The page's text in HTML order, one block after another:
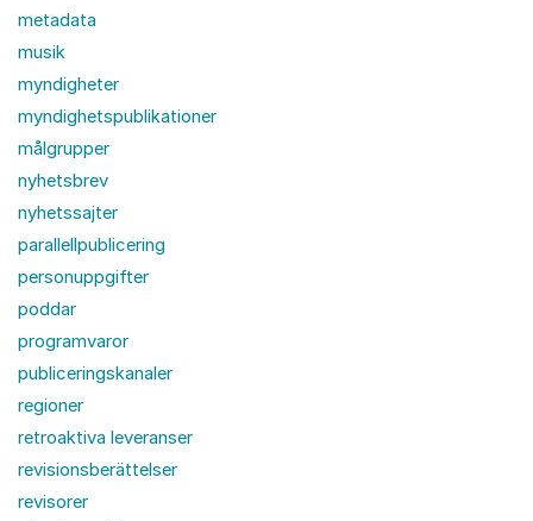
metadata
musik
myndigheter
myndighetspublikationer
målgrupper
nyhetsbrev
nyhetssajter
parallellpublicering
personuppgifter
poddar
programvaror
publiceringskanaler
regioner
retroaktiva leveranser
revisionsberättelser
revisorer